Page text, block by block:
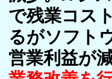
で残業コス
るがソフト
営業利益が